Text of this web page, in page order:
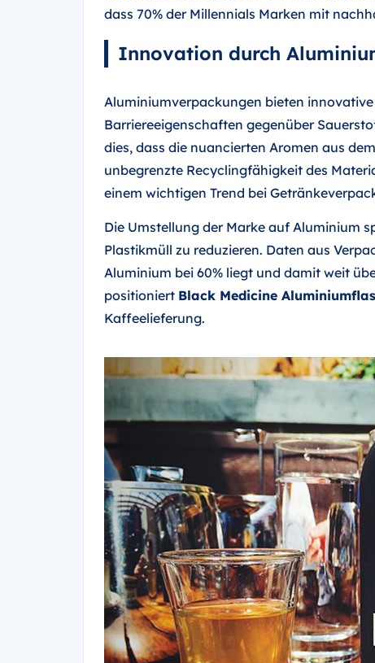
dass 70% der Millennials Marken mit
Innovation durch
Aluminiumverpackungen bieten
Barriereeigenschaften gegenüber
dies, dass die nuancierten Aromen aus
unbegrenzte Recyclingfähigkeit des
einem wichtigen Trend bei
Die Umstellung der Marke auf Aluminium
Plastikmüll zu reduzieren. Daten aus
Aluminium bei 60% liegt und damit weit
positioniert Black Medicine
Kaffeelieferung.